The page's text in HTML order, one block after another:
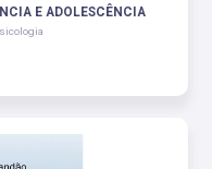
E ADOLESCÊNCIA